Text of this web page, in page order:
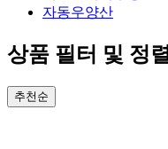
자동우양산
상품 필터 및 정렬
추천순